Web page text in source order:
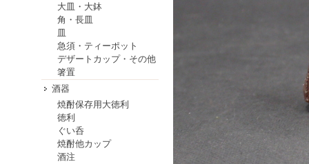
大皿・大鉢
角・長皿
皿
急須・ティーポット
デザートカップ・その他
箸置
酒器
焼酎保存用大徳利
徳利
ぐい呑
焼酎他カップ
酒注